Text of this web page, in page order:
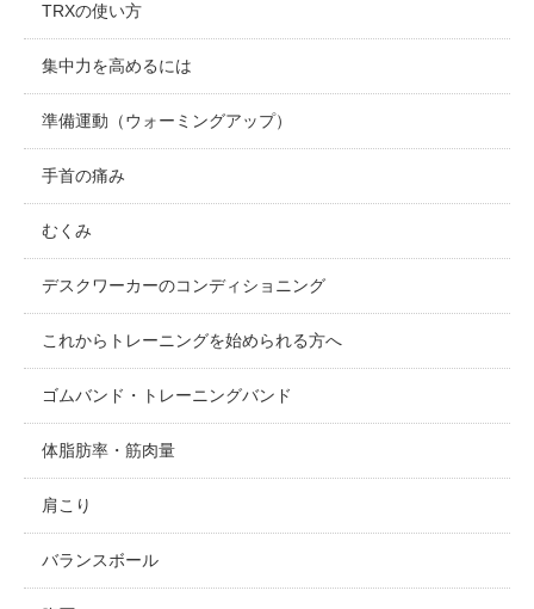
TRXの使い方
集中力を高めるには
準備運動（ウォーミングアップ）
手首の痛み
むくみ
デスクワーカーのコンディショニング
これからトレーニングを始められる方へ
ゴムバンド・トレーニングバンド
体脂肪率・筋肉量
肩こり
バランスボール